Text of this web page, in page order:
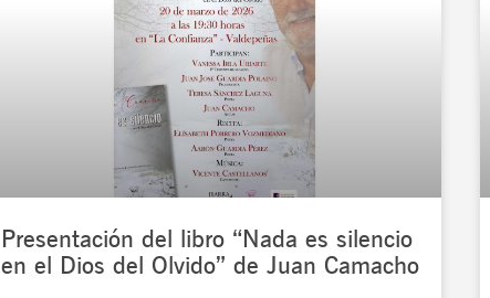
Presentación del libro “Nada es silencio
en el Dios del Olvido” de Juan Camacho